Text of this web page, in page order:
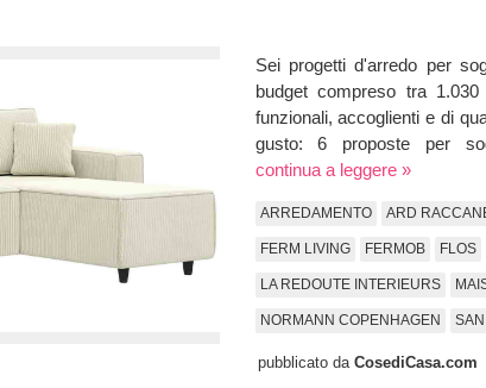
Sei progetti d'arredo per
budget compreso tra
funzionali, accoglienti e di
gusto: 6 proposte per
continua a leggere »
ARREDAMENTO ARD
FERM LIVING FERMOB FLOS
LA REDOUTE INTERIEURS
NORMANN COPENHAGEN
pubblicato da CosediCasa.com